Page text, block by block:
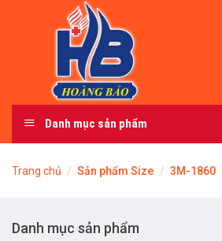
Danh mục sản phẩm
Trang chủ / Sản phẩm Size / 3M-1860
Danh mục sản phẩm